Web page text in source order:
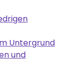
Untergrund
und